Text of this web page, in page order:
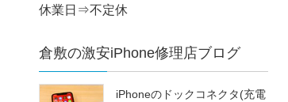
休業日⇒不定休
倉敷の激安iPhone修理店ブログ
iPhoneのドックコネクタ(充電